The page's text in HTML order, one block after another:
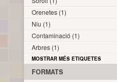
Orenetes (1)
Niu (1)
Contaminació (1)
Arbres (1)
MOSTRAR MÉS ETIQUETES
FORMATS